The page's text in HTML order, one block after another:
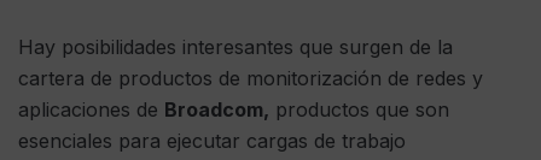
Hay posibilidades interesantes que surgen de la
cartera de productos de monitorización de redes y
aplicaciones de Broadcom, productos que son
esenciales para ejecutar cargas de trabajo